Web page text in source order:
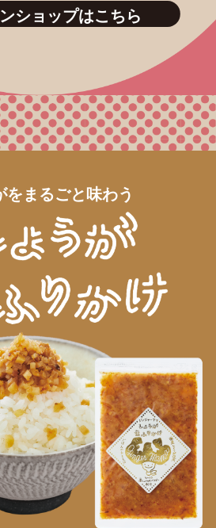
ショップはこちら
をまるごと味わう